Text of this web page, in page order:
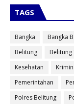
TAGS
Bangka Bangka
Belitung
Belitung
Kesehatan
Pemerintahan
Polres Belitung